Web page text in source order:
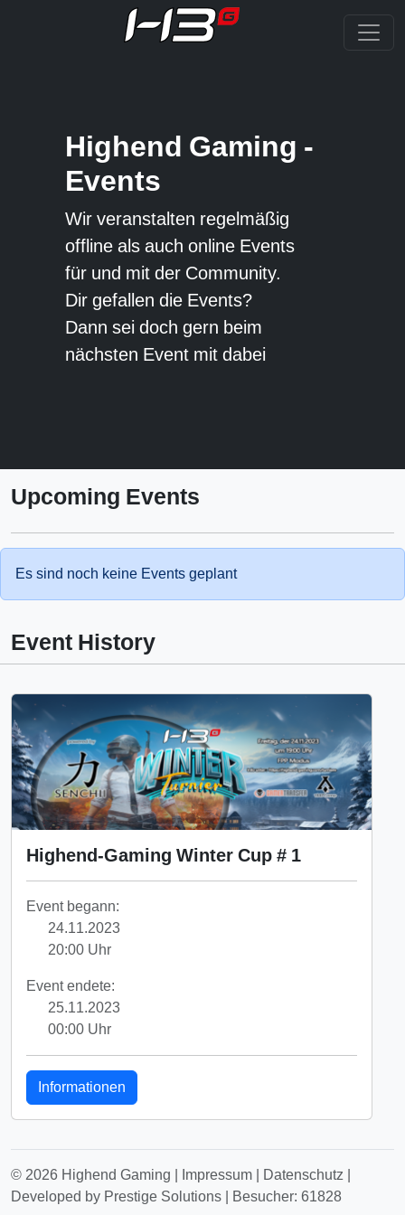
Highend Gaming -
Events
Wir veranstalten regelmäßig
offline als auch online Events
für und mit der Community.
Dir gefallen die Events?
Dann sei doch gern beim
nächsten Event mit dabei
Upcoming Events
Es sind noch keine Events geplant
Event History
Highend-Gaming Winter Cup # 1
Event begann:
24.11.2023
20:00 Uhr
Event endete:
25.11.2023
00:00 Uhr
Informationen
© 2026 Highend Gaming | Impressum Datenschutz
Developed by Prestige Solutions | Besucher: 61828